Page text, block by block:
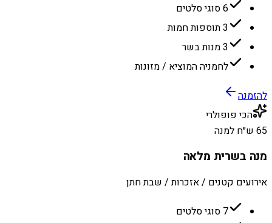
6 סוגי סלטים
3 תוספות חמות
3 מנות בשר
לחמניה המוציא / מזונות
להזמנה
הכי פופולרי
65 ש״ח למנה
מנה בשרית מלאה
אירועים קטנים / אזכרות / שבת חתן
7 סוגי סלטים